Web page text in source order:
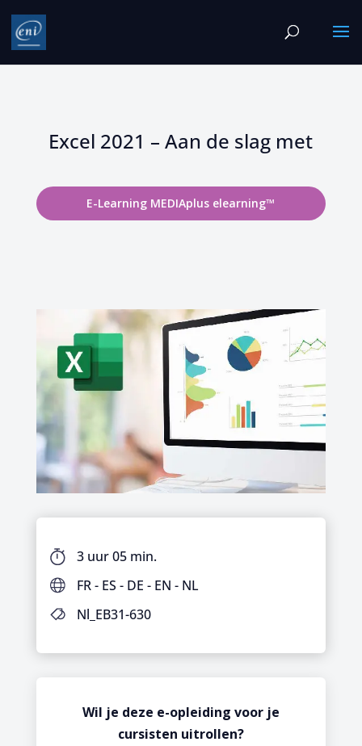
Excel 2021 – Aan de slag met
E-Learning MEDIAplus elearning™
3 uur 05 min.
FR - ES - DE - EN - NL
Nl_EB31-630
Wil je deze e-opleiding voor je
cursisten uitrollen?